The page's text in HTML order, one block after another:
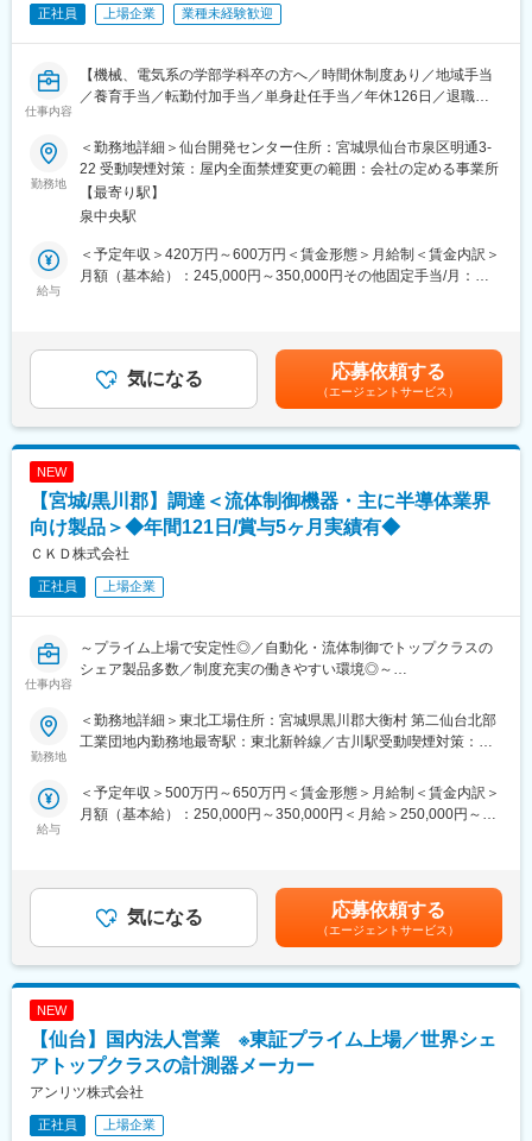
のAI学習、該当不良の判定確認)
確認、各種チューニング、ネットワーク配線調整、正常稼働確
認）
■当社について
2024年2月に創業から3年11か月で上場した「モノづくりのあり方
を変え、世界を変えていく」をミッションに、AI×IoTで「製造現
場のデファクトスタンダードの構築」を目指す会社です。
当社は製造現場の自動化及び省人化を支援するべく、自社開発の
現在はAI外観検査事業およびコンサルティング事業を中心に事業
拡大しており、今後も製造現場における様々な課題解決に向け
正社員 上場企業 業種未経験歓迎
仕事内容
【機械、電気系の学部学科卒の方へ／時間休制度あり／地域手当
／養育手当／転勤付加手当／単身赴任手当／年休126日／退職金
◆業務内容
・新規立ち上げとなるフィジカルAIプロジェクトにて、既存デー
タの分析から開発・実証まで行っていただきます。
・AI×ロボティクスで製造装置を自動組立化し、受託製造事業の生
産性効率アップを目指します。
※出張あり
ィジカルAIの研究に関わってみたい方、新しいことにチャレンジ
したい方にとってやりがいのある業務だと思います。
商社が母体ではあるものの、当社グループにて一気通貫でお客様
をサポートできる体制やメーカー機能も備えている点が強みで
す。
変更の範囲：会社の定める業務
勤務地
＜勤務地詳細＞仙台開発センター住所：宮城県仙台市泉区明通3-
22 受動喫煙対策：屋内全面禁煙変更の範囲：会社の定める事業所
【最寄り駅】
泉中央駅
給与
＜予定年収＞420万円～600万円＜賃金形態＞月給制＜賃金内訳＞
月額（基本給）：245,000円～350,000円その他固定手当/月：
月）賃金はあくまでも目安の金額であり、選考を通じて上下する
可能性があります。月給(月額)は固定手当を含めた表記です。
気になる 応募依頼する
（エージェントサービス）
NEW
【宮城/黒川郡】調達＜流体制御機器・主に半導体業界
向け製品＞◆年間121日/賞与5ヶ月実績有◆
ＣＫＤ株式会社
正社員 上場企業
仕事内容
～プライム上場で安定性◎／自動化・流体制御でトップクラスの
シェア製品多数／制度充実の働きやすい環境◎～
同社の主力事業である半導体機器の増産に伴い、半導体製造装置
に使用される「プロセスガス用の制御機器」を製造する東北工場
【調達管理】購買戦略の立案、コスト管理、発注・仕入先選定、
価格交渉、品質対応、エンジニアとの連携など
製品を扱います。制御バルブは半導体製造装置や工作機械等に搭
載され、その中で決して外に漏れてはいけないガスを間違いなく
流したり止めたりすることに不可欠な部品となります。
最先端の業界に携わり、自身の仕事が世界の半導体業界の発展に
貢献できることが醍醐味です。
■企業情報
・プライム市場上場企業。設立から一貫して自動化技術・流体制
御技術の研究開発に取り組む自動化設備の総合メーカー
・80年の歴史でリストラ無し、入社者満足度も高い環境！自動包
装システムは高い技術と性能を評価され国内シェア8割
勤務地
＜勤務地詳細＞東北工場住所：宮城県黒川郡大衡村 第二仙台北部
工業団地内勤務地最寄駅：東北新幹線／古川駅受動喫煙対策：敷
給与
＜予定年収＞500万円～650万円＜賃金形態＞月給制＜賃金内訳＞
月額（基本給）：250,000円～350,000円＜月給＞250,000円～
額であり、選考を通じて上下する可能性があります。月給(月額)は
固定手当を含めた表記です。
気になる 応募依頼する
（エージェントサービス）
NEW
【仙台】国内法人営業 ※東証プライム上場／世界シェ
アトップクラスの計測器メーカー
アンリツ株式会社
正社員 上場企業